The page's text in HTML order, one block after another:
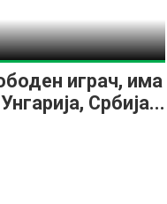
играч, има
Србија...